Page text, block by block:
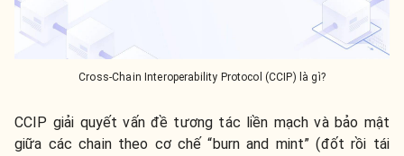
Cross-Chain Interoperability Protocol (CCIP) là gì?
CCIP giải quyết vấn đề tương tác liền mạch và bảo mật
giữa các chain theo cơ chế “burn and mint” (đốt rồi tái